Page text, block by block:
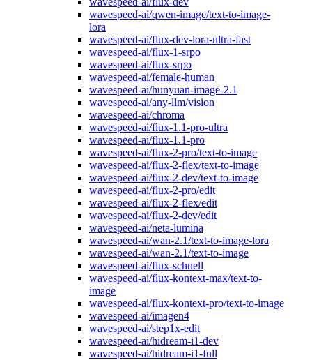
wavespeed-ai/qwen-image/text-to-image-
lora
wavespeed-ai/flux-dev-lora-ultra-fast
wavespeed-ai/flux-1-srpo
wavespeed-ai/flux-srpo
wavespeed-ai/female-human
wavespeed-ai/hunyuan-image-2.1
wavespeed-ai/any-llm/vision
wavespeed-ai/chroma
wavespeed-ai/flux-1.1-pro-ultra
wavespeed-ai/flux-1.1-pro
wavespeed-ai/flux-2-pro/text-to-image
wavespeed-ai/flux-2-flex/text-to-image
wavespeed-ai/flux-2-dev/text-to-image
wavespeed-ai/flux-2-pro/edit
wavespeed-ai/flux-2-flex/edit
wavespeed-ai/flux-2-dev/edit
wavespeed-ai/neta-lumina
wavespeed-ai/wan-2.1/text-to-image-lora
wavespeed-ai/wan-2.1/text-to-image
wavespeed-ai/flux-schnell
wavespeed-ai/flux-kontext-max/text-to-
image
wavespeed-ai/flux-kontext-pro/text-to-image
wavespeed-ai/imagen4
wavespeed-ai/step1x-edit
wavespeed-ai/hidream-i1-dev
wavespeed-ai/hidream-i1-full